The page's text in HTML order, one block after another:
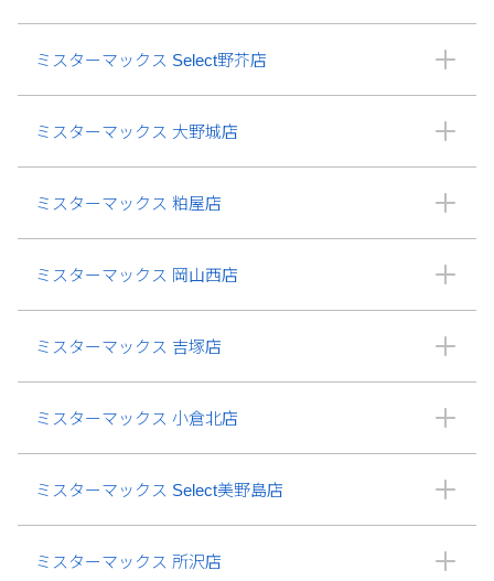
ミスターマックス Select野芥店
ミスターマックス 大野城店
ミスターマックス 粕屋店
ミスターマックス 岡山西店
ミスターマックス 吉塚店
ミスターマックス 小倉北店
ミスターマックス Select美野島店
ミスターマックス 所沢店